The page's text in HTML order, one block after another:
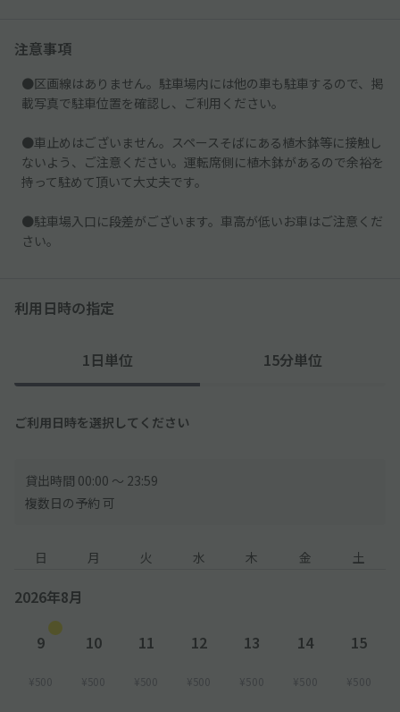
注意事項
●区画線はありません。駐車場内には他の車も駐車するので、掲
載写真で駐車位置を確認し、ご利用ください。
●車止めはございません。スペースそばにある植木鉢等に接触し
ないよう、ご注意ください。運転席側に植木鉢があるので余裕を
持って駐めて頂いて大丈夫です。
●駐車場入口に段差がございます。車高が低いお車はご注意くだ
さい。
利用日時の指定
1日単位 15分単位
ご利用日時を選択してください
貸出時間 00:00 〜 23:59
複数日の予約 可
日 月 火 水 木 金 土
2026年8月
9
¥500
10
¥500
11
¥500
12
¥500
13
¥500
14
¥500
15
¥500